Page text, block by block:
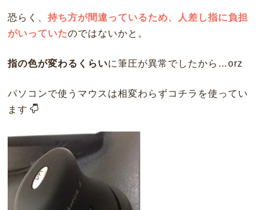
恐らく、 持ち方が間違っているため、人差し指に負担
がいっていたのではないかと。
指の色が変わるくらいに筆圧が異常でしたから…orz
パソコンで使うマウスは相変わらずコチラを使ってい
ます